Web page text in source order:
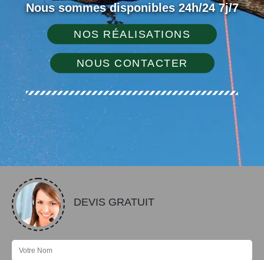
Nous sommes disponibles 24h/24 7j/7
NOS RÉALISATIONS
NOUS CONTACTER
DEVIS GRATUIT